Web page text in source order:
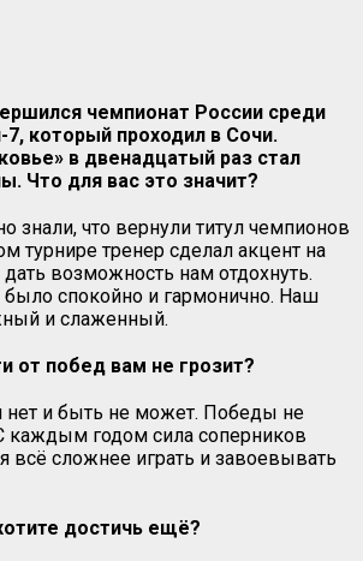
чемпионат России среди
который проходил в Сочи.
в двенадцатый раз стал
Что для вас это значит?
знали, что вернули титул чемпионов
турнире тренер сделал акцент на
возможность нам отдохнуть.
спокойно и гармонично. Наш
и слаженный.
от побед вам не грозит?
и быть не может. Победы не
каждым годом сила соперников
всё сложнее играть и завоевывать
достичь ещё?